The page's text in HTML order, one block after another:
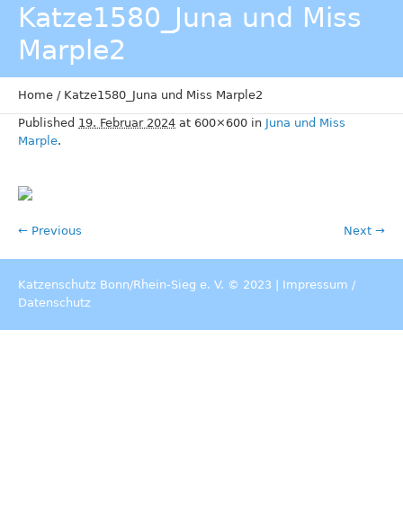
Katze1580_Juna und Miss
Marple2
Home / Katze1580_Juna und Miss Marple2
Published 19. Februar 2024 at 600×600 in Juna und Miss
Marple.
← Previous Next →
Katzenschutz Bonn/Rhein-Sieg e. V. © 2023 | Impressum /
Datenschutz